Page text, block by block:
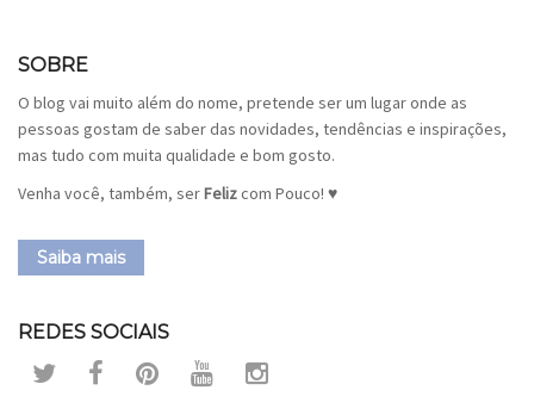
SOBRE
O blog vai muito além do nome, pretende ser um lugar onde as
pessoas gostam de saber das novidades, tendências e inspirações,
mas tudo com muita qualidade e bom gosto.
Venha você, também, serFelizcom Pouco! ♥
Saiba mais
REDES SOCIAIS